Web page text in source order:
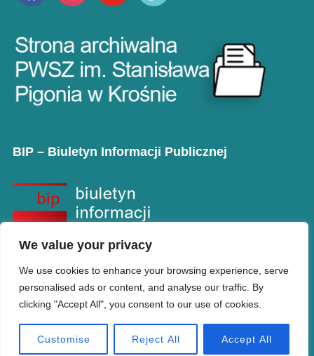
We value your privacy
We use cookies to enhance your browsing experience, serve
personalised ads or content, and analyse our traffic. By
clicking "Accept All", you consent to our use of cookies.
Customise Reject All Accept All
BIP – Biuletyn Informacji Publicznej
Copyright © PANS w Krośnie